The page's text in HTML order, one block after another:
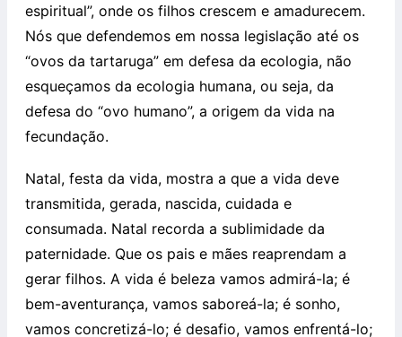
espiritual”, onde os filhos crescem e amadurecem.
Nós que defendemos em nossa legislação até os
“ovos da tartaruga” em defesa da ecologia, não
esqueçamos da ecologia humana, ou seja, da
defesa do “ovo humano”, a origem da vida na
fecundação.
Natal, festa da vida, mostra a que a vida deve
transmitida, gerada, nascida, cuidada e
consumada. Natal recorda a sublimidade da
paternidade. Que os pais e mães reaprendam a
gerar filhos. A vida é beleza vamos admirá-la; é
bem-aventurança, vamos saboreá-la; é sonho,
vamos concretizá-lo; é desafio, vamos enfrentá-lo;